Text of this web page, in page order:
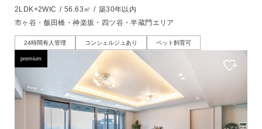
2LDK+2WIC / 56.63㎡ / 築30年以内
市ヶ谷・飯田橋・神楽坂・四ツ谷・半蔵門エリア
24時間有人管理 コンシェルジュあり ペット飼育可
premium